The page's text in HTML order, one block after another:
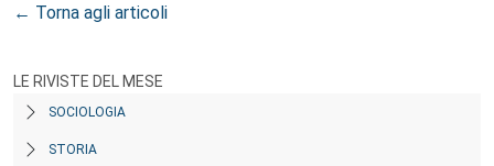
← Torna agli articoli
LE RIVISTE DEL MESE
SOCIOLOGIA
STORIA